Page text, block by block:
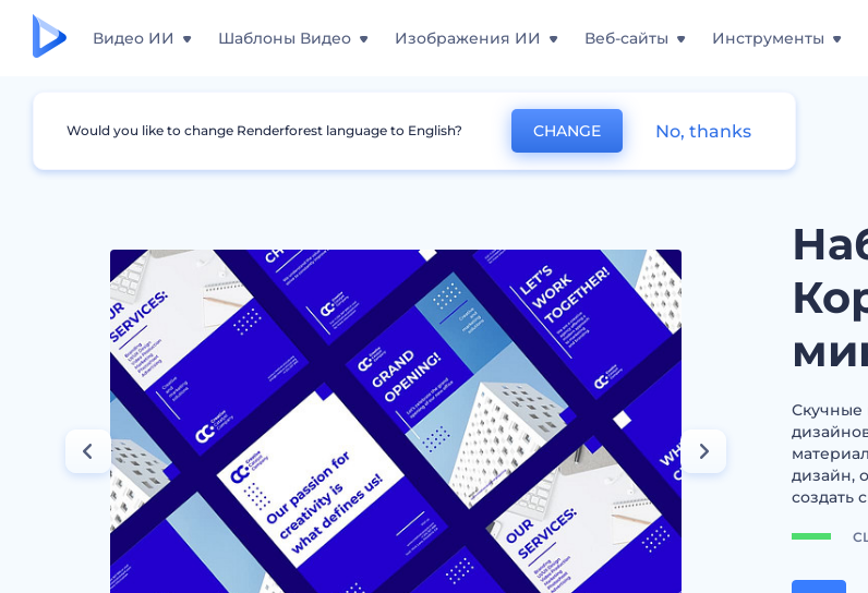
Видео ИИ Шаблоны Видео Изображения ИИ Веб-сайты Инструменты
Дизайны Постеры Набор дизайнов Корпоративный минимализм
Скучные
дизайн,
создать
Would you like to change Renderforest language to English? CHANGE No, thanks